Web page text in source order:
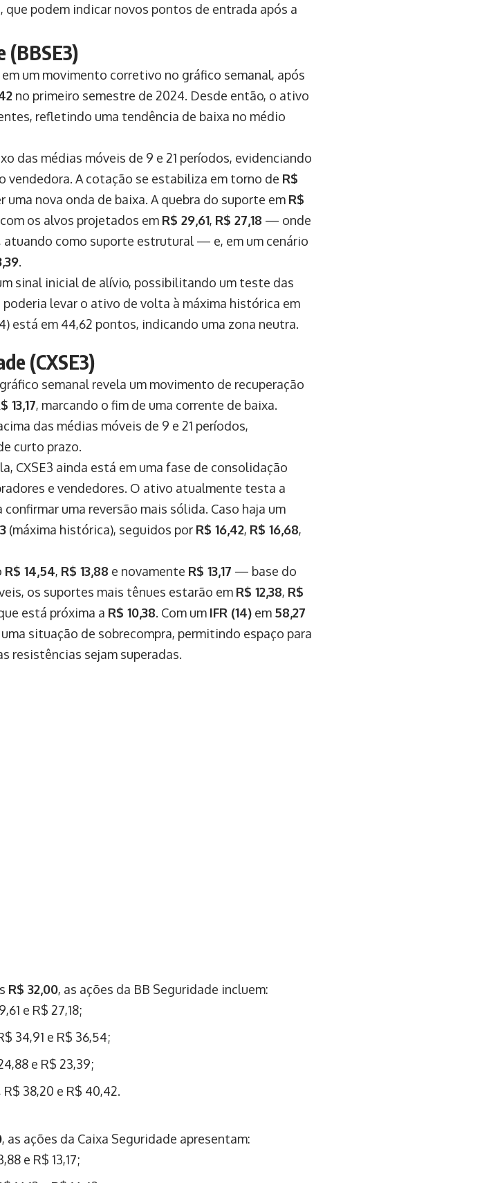
que podem indicar novos pontos de entrada após a
(BBSE3)
um movimento corretivo no gráfico semanal, após
no primeiro semestre de 2024. Desde então, o ativo
refletindo uma tendência de baixa no médio
das médias móveis de 9 e 21 períodos, evidenciando
vendedora. A cotação se estabiliza em torno de R$
uma nova onda de baixa. A quebra do suporte em R$
os alvos projetados em R$ 29,61, R$ 27,18 — onde
atuando como suporte estrutural — e, em um cenário
.
sinal inicial de alívio, possibilitando um teste das
poderia levar o ativo de volta à máxima histórica em
está em 44,62 pontos, indicando uma zona neutra.
(CXSE3)
semanal revela um movimento de recuperação
13,17, marcando o fim de uma corrente de baixa.
das médias móveis de 9 e 21 períodos,
curto prazo.
CXSE3 ainda está em uma fase de consolidação
e vendedores. O ativo atualmente testa a
confirmar uma reversão mais sólida. Caso haja um
(máxima histórica), seguidos por R$ 16,42, R$ 16,68,
R$ 14,54, R$ 13,88 e novamente R$ 13,17 — base do
os suportes mais tênues estarão em R$ 12,38, R$
está próxima a R$ 10,38. Com um IFR (14) em 58,27
situação de sobrecompra, permitindo espaço para
resistências sejam superadas.
R$ 32,00, as ações da BB Seguridade incluem:
e R$ 27,18;
34,91 e R$ 36,54;
e R$ 23,39;
R$ 38,20 e R$ 40,42.
, as ações da Caixa Seguridade apresentam:
e R$ 13,17;